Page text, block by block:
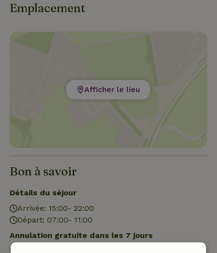
Emplacement
Afficher le lieu
Bon à savoir
Détails du séjour
Arrivée: 15:00- 22:00
Départ: 07:00- 11:00
Annulation gratuite dans les 7 jours
Annulation gratuite dans les 7 jours suivant la